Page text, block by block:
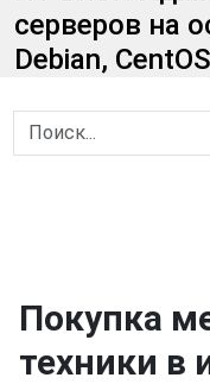
серверов на
Debian,
Покупка
техники в